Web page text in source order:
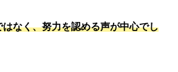
なく、努力を認める声が中心でし